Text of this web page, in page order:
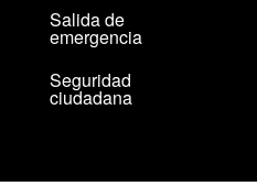
Salida de
emergencia
Seguridad
ciudadana